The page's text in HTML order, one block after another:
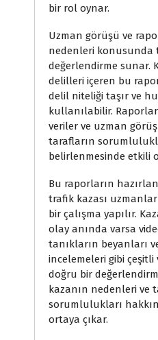
bir rol oynar.
Uzman görüşü ve
nedenleri konusunda
değerlendirme sunar.
delilleri içeren bu
delil niteliği taşır ve
kullanılabilir.
veriler ve uzman
tarafların
belirlenmesinde etkili
Bu raporların
trafik kazası
bir çalışma yapılır.
olay anında varsa
tanıkların beyanları
incelemeleri gibi
doğru bir
kazanın nedenleri ve
sorumlulukları
ortaya çıkar.